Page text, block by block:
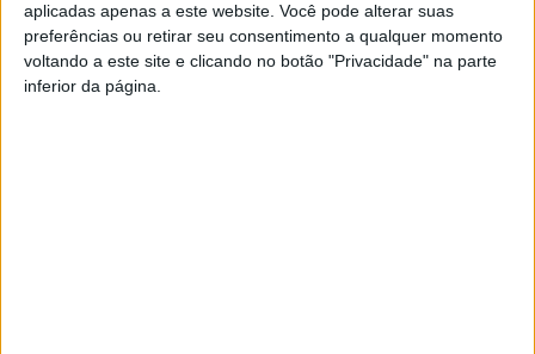
aplicadas apenas a este website. Você pode alterar suas
preferências ou retirar seu consentimento a qualquer momento
voltando a este site e clicando no botão "Privacidade" na parte
inferior da página.
Também irá contar com a presença de Jaime Matos, que
têm uma longa experiência na realização de diversos
Caminhos e peregrinações a Fátima, irá dinamizar a